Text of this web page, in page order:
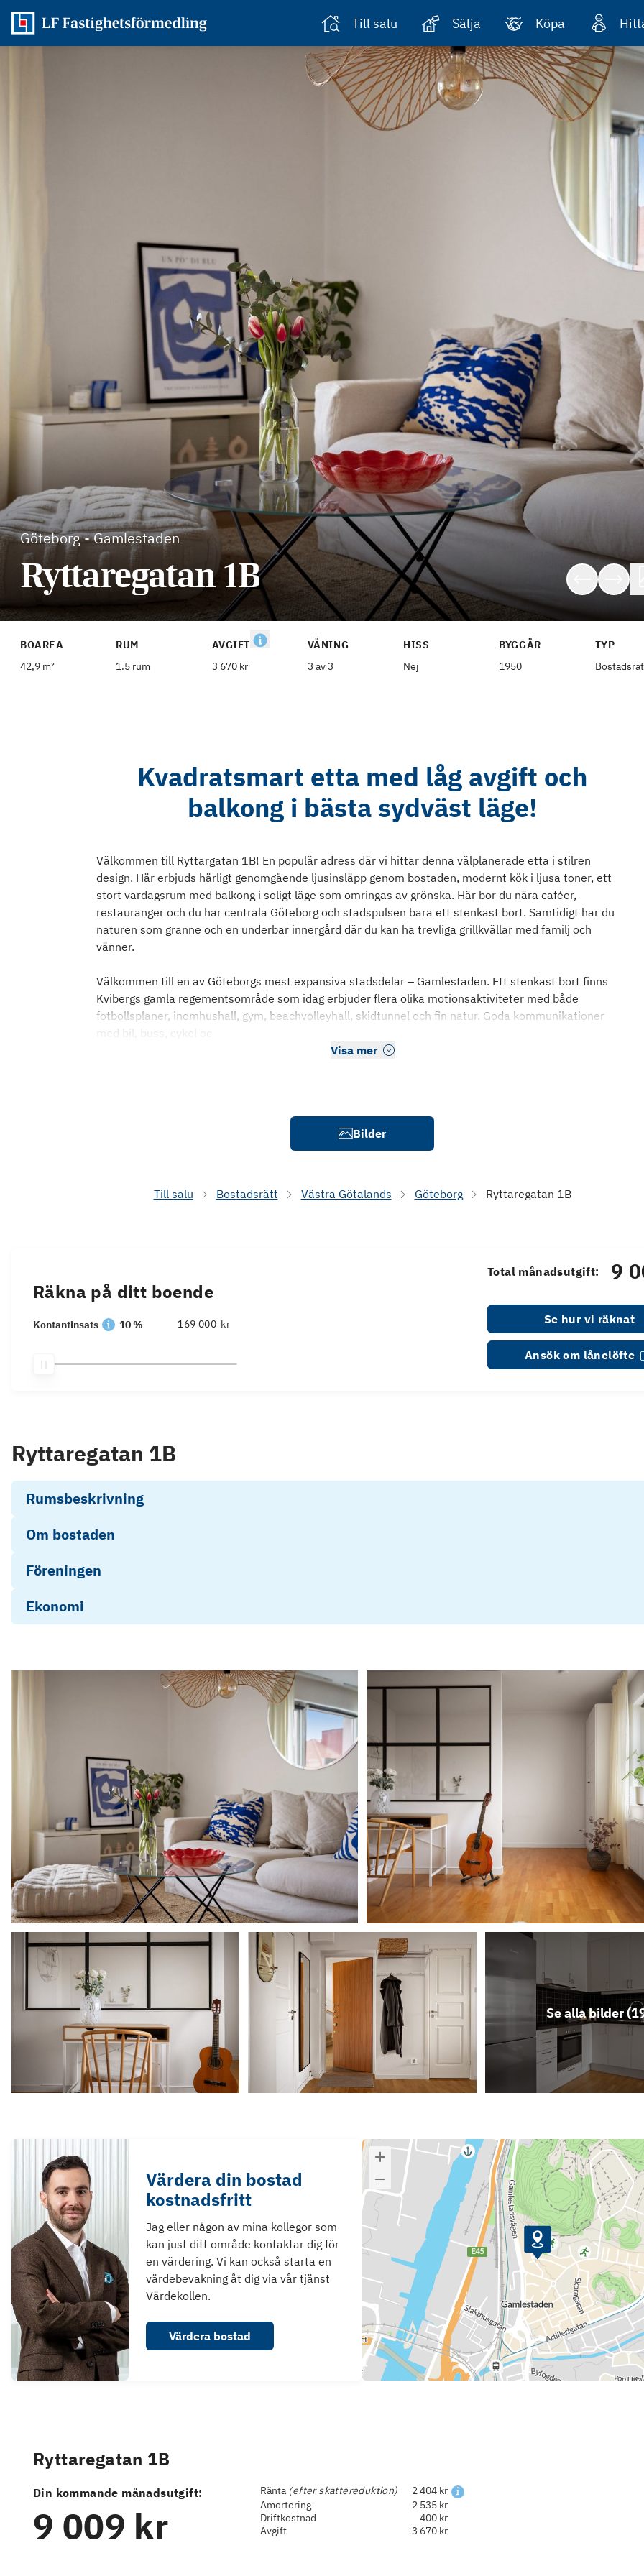
Till salu Sälja Köpa
Göteborg-Gamlestaden
Ryttaregatan 1B
BOAREA
42,9 m²
RUM
1.5 rum
AVGIFT
3 670 kr
VÅNING
3 av 3
HISS
Nej
BYGGÅR
1950
TYP
Kvadratsmart etta med låg avgift och
balkong i bästa sydväst läge!
Välkommen till Ryttargatan 1B! En populär adress där vi hittar denna välplanerade etta i stilren
design. Här erbjuds härligt genomgående ljusinsläpp genom bostaden, modernt kök i ljusa toner, ett
stort vardagsrum med balkong i soligt läge som omringas av grönska. Här bor du nära caféer,
restauranger och du har centrala Göteborg och stadspulsen bara ett stenkast bort. Samtidigt har du
naturen som granne och en underbar innergård där du kan ha trevliga grillkvällar med familj och
vänner.
Välkommen till en av Göteborgs mest expansiva stadsdelar – Gamlestaden. Ett stenkast bort finns
Kvibergs gamla regementsområde som idag erbjuder flera olika motionsaktiviteter med både
fotbollsplaner, inomhushall, gym, beachvolleyhall, skidtunnel och fin natur. Goda kommunikationer
med bil, buss, cykel oc
Visa mer
Bilder
Till salu Bostadsrätt Västra Götalands Göteborg Ryttaregatan 1B
Räkna på ditt boende
Kontantinsats 10 % kr
Total månadsutgift: 9
Se hur vi räknat
Ansök om lånelöfte
Ryttaregatan 1B
Rumsbeskrivning
Om bostaden
Föreningen
Ekonomi
Se alla bilder (
Värdera din bostad
kostnadsfritt
Jag eller någon av mina kollegor som
kan just ditt område kontaktar dig för
en värdering. Vi kan också starta en
värdebevakning åt dig via vår tjänst
Värdekollen.
Värdera bostad
Ryttaregatan 1B
Din kommande månadsutgift:
9 009 kr
Ränta (efter skattereduktion)
2 404 kr
Amortering
2 535 kr
Driftkostnad
400 kr
Avgift
3 670 kr